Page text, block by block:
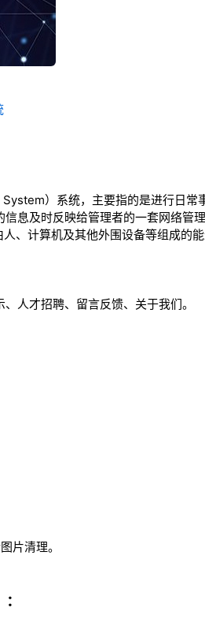
）系统，主要指的是进行日常
息及时反映给管理者的一套网络管
、计算机及其他外围设备等组成的
人才招聘、留言反馈、关于我们。
片清理。